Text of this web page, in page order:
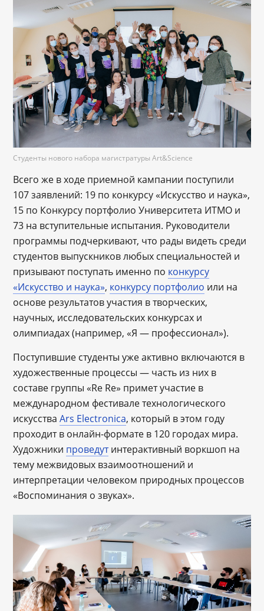
Студенты нового набора магистратуры Art&Science
Всего же в ходе приемной кампании поступили
107 заявлений: 19 по конкурсу «Искусство и наука»,
15 по Конкурсу портфолио Университета ИТМО и
73 на вступительные испытания. Руководители
программы подчеркивают, что рады видеть среди
студентов выпускников любых специальностей и
призывают поступать именно по конкурсу
«Искусство и наука», конкурсу портфолио или на
основе результатов участия в творческих,
научных, исследовательских конкурсах и
олимпиадах (например, «Я ― профессионал»).
Поступившие студенты уже активно включаются в
художественные процессы — часть из них в
составе группы «Re Re» примет участие в
международном фестивале технологического
искусстваArs Electronica, который в этом году
проходит в онлайн-формате в 120 городах мира.
Художники проведутинтерактивный воркшоп на
тему межвидовых взаимоотношений и
интерпретации человеком природных процессов
«Воспоминания о звуках».